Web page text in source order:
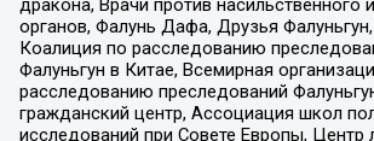
дракона, Врачи против насильственного
органов, Фалунь Дафа, Друзья Фалуньгун,
Коалиция по расследованию
Фалуньгун в Китае, Всемирная
расследованию преследований
гражданский центр, Ассоциация школ
исследований при Совете Европы, Центр